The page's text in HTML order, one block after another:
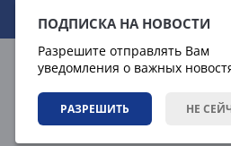
ПОДПИСКА НА НОВОСТИ
Разрешите отправлять Вам
уведомления о важных
РАЗРЕШИТЬ НЕ
06.08.2026 07:16:32